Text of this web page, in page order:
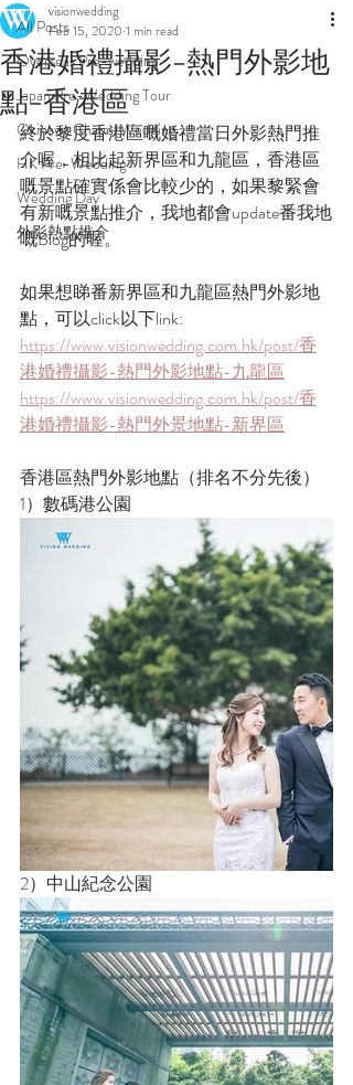
All Posts
Overseas Pre-wedding
Japan Pre-Wedding Tour
Okinawa Chapel Wedding
HK Pre-Wedding
Wedding Day
外影熱點推介
香港婚禮攝影-熱門外影地
點-香港區
visionwedding
Feb 15, 2020 1 min read
終於黎度香港區嘅婚禮當日外影熱門推
介喔，相比起新界區和九龍區，香港區
嘅景點確實係會比較少的，如果黎緊會
有新嘅景點推介，我地都會update番我地
嘅Blog的喔。
如果想睇番新界區和九龍區熱門外影地
點，可以click以下link:
https://www.visionwedding.com.hk/post/香
港婚禮攝影-熱門外影地點-九龍區
https://www.visionwedding.com.hk/post/香
港婚禮攝影-熱門外景地點-新界區
香港區熱門外影地點（排名不分先後）
1）數碼港公園
2）中山紀念公園